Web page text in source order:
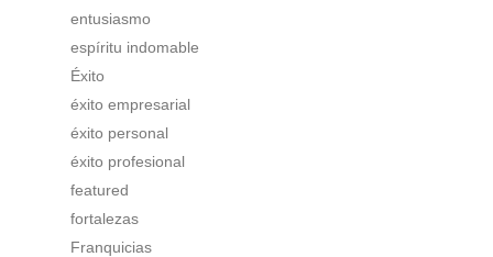
entusiasmo
espíritu indomable
Éxito
éxito empresarial
éxito personal
éxito profesional
featured
fortalezas
Franquicias